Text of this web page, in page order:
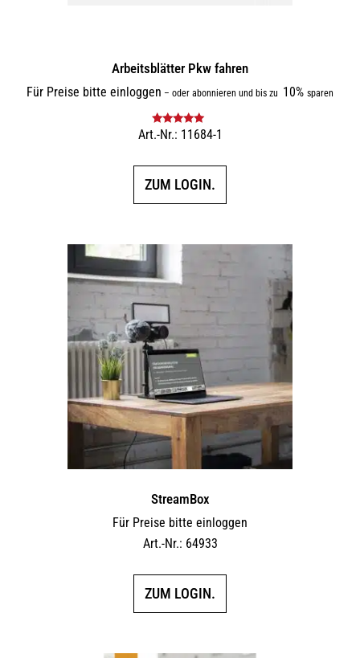
Arbeitsblätter Pkw fahren
Für Preise bitte einloggen – oder abonnieren und bis zu 10% sparen
Bewertet mit
Art.-Nr.: 11684-1
ZUM LOGIN.
StreamBox
Für Preise bitte einloggen
Art.-Nr.: 64933
ZUM LOGIN.